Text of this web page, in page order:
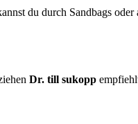
du durch Sandbags
Dr. till sukopp